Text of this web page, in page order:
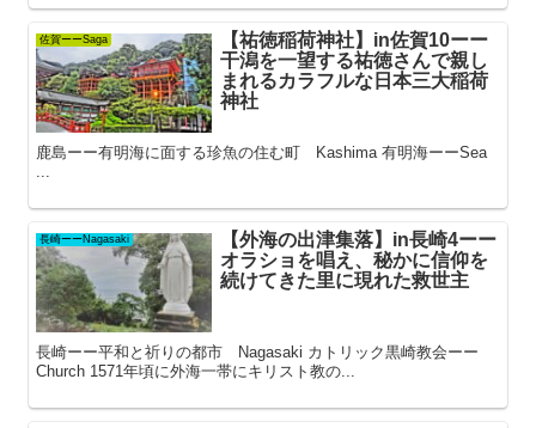
佐賀ーーSaga
【祐徳稲荷神社】in佐賀10ーー
干潟を一望する祐徳さんで親し
まれるカラフルな日本三大稲荷
神社
鹿島ーー有明海に面する珍魚の住む町 Kashima 有明海ーーSea
長崎ーーNagasaki
【外海の出津集落】in長崎4ーー
オラショを唱え、秘かに信仰を
続けてきた里に現れた救世主
長崎ーー平和と祈りの都市 Nagasaki カトリック黒崎教会ーー
Church 1571年頃に外海一帯にキリスト教の...